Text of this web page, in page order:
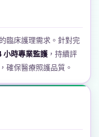
臨床護理需求。針對完
小時專業監護，持續評
確保醫療照護品質。